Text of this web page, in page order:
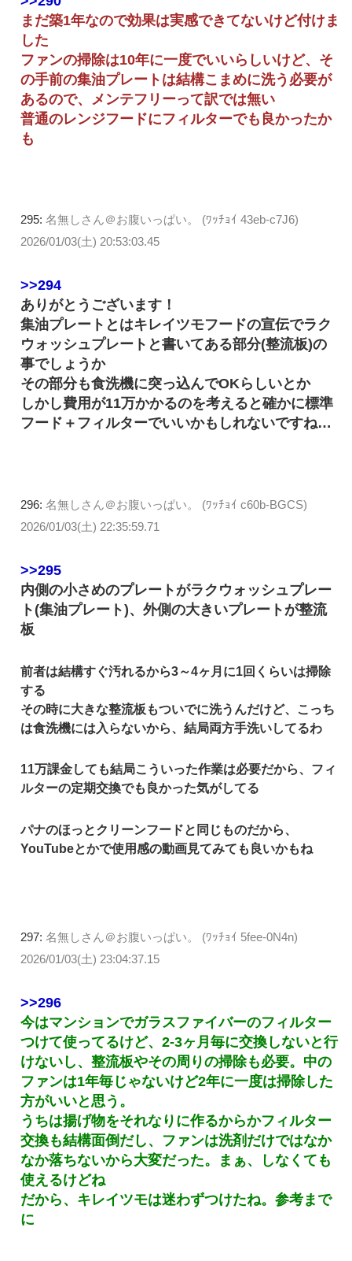
まだ築1年なので効果は実感できてないけど付けま
した
ファンの掃除は10年に一度でいいらしいけど、そ
の手前の集油プレートは結構こまめに洗う必要が
あるので、メンテフリーって訳では無い
普通のレンジフードにフィルターでも良かったか
も
295: 名無しさん＠お腹いっぱい。 (ﾜｯﾁｮｲ 43eb-c7J6)
2026/01/03(土) 20:53:03.45
>>294
ありがとうございます！
集油プレートとはキレイツモフードの宣伝でラク
ウォッシュプレートと書いてある部分(整流板)の
事でしょうか
その部分も食洗機に突っ込んでOKらしいとか
しかし費用が11万かかるのを考えると確かに標準
フード＋フィルターでいいかもしれないですね…
296: 名無しさん＠お腹いっぱい。 (ﾜｯﾁｮｲ c60b-BGCS)
2026/01/03(土) 22:35:59.71
>>295
内側の小さめのプレートがラクウォッシュプレー
ト(集油プレート)、外側の大きいプレートが整流
板
前者は結構すぐ汚れるから3～4ヶ月に1回くらいは掃除
する
その時に大きな整流板もついでに洗うんだけど、こっち
は食洗機には入らないから、結局両方手洗いしてるわ
11万課金しても結局こういった作業は必要だから、フィ
ルターの定期交換でも良かった気がしてる
パナのほっとクリーンフードと同じものだから、
YouTubeとかで使用感の動画見てみても良いかもね
297: 名無しさん＠お腹いっぱい。 (ﾜｯﾁｮｲ 5fee-0N4n)
2026/01/03(土) 23:04:37.15
>>296
今はマンションでガラスファイバーのフィルター
つけて使ってるけど、2-3ヶ月毎に交換しないと行
けないし、整流板やその周りの掃除も必要。中の
ファンは1年毎じゃないけど2年に一度は掃除した
方がいいと思う。
うちは揚げ物をそれなりに作るからかフィルター
交換も結構面倒だし、ファンは洗剤だけではなか
なか落ちないから大変だった。まぁ、しなくても
使えるけどね
だから、キレイツモは迷わずつけたね。参考まで
に